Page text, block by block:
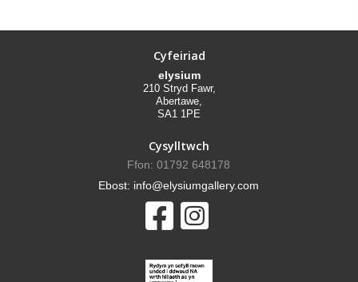
Cyfeiriad
elysium
210 Stryd Fawr,
Abertawe,
SA1 1PE
Cysylltwch
Ffon: 01792 648178
Ebost: info@elysiumgallery.com